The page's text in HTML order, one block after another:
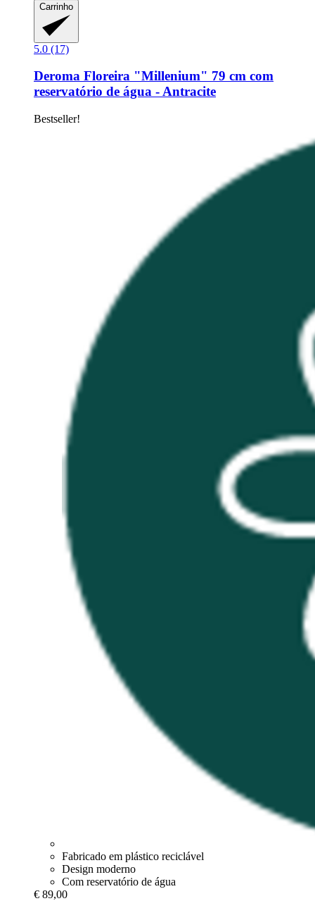
Carrinho
5.0 (17)
Deroma Floreira "Millenium" 79 cm com
reservatório de água -​ Antracite
Bestseller!
Fabricado em plástico reciclável
Design moderno
Com reservatório de água
€ 89,00